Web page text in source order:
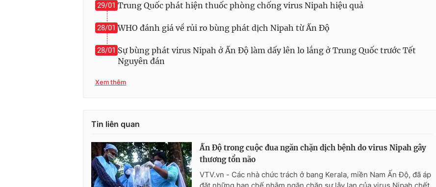
29/01 Trung Quốc phát hiện thuốc phòng chống virus Nipah hiệu quả
28/01 WHO đánh giá về rủi ro bùng phát dịch Nipah từ Ấn Độ
28/01 Sự bùng phát virus Nipah ở Ấn Độ làm dấy lên lo lắng ở Trung Quốc trước Tết
Nguyên đán
Xem thêm
Tin liên quan
Ấn Độ trong cuộc đua ngăn chặn dịch bệnh do virus Nipah gây
thương tổn não
VTV.vn - Các nhà chức trách ở bang Kerala, miền Nam Ấn Độ, đã áp